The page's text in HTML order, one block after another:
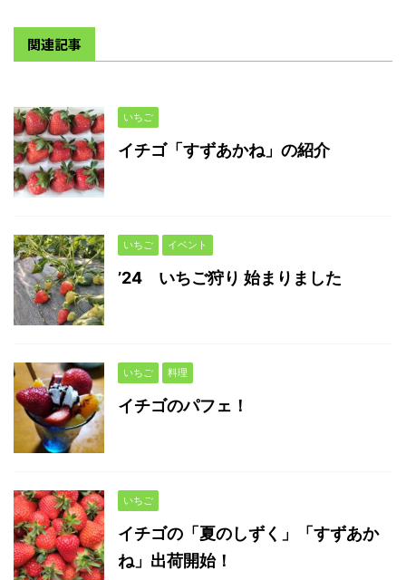
関連記事
いちご
イチゴ「すずあかね」の紹介
いちご イベント
’24 いちご狩り 始まりました
いちご 料理
イチゴのパフェ！
いちご
イチゴの「夏のしずく」「すずあか
ね」出荷開始！